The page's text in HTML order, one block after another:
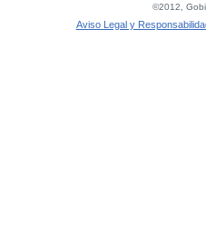
©2012,
Aviso Legal y